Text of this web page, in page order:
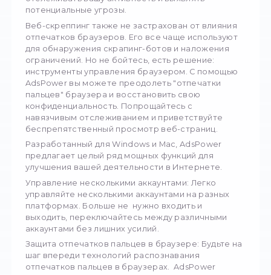
Про AdsPower.
В современной онлайн-среде веб-сайты и
поисковые системы используют технологии
отпечатков пальцев, чтобы отличить
пользователей от ботов. Ваш браузер
за собой уникальные следы, позволяющие
отслеживать вашу активность и выявлять
Веб-скреппинг также не застрахован от
отпечатков браузеров. Его все чаще
для обнаружения скрапинг-ботов и
ограничений. Но не бойтесь, есть решение:
инструменты управления браузером. С
AdsPowerвы можете преодолеть